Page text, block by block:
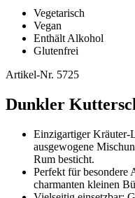
Vegetarisch
Vegan
Enthält Alkohol
Glutenfrei
Artikel-Nr. 5725
Dunkler
Einzigartiger Kräuter-
ausgewogene
Rum besticht.
Perfekt für besondere
charmanten kleinen